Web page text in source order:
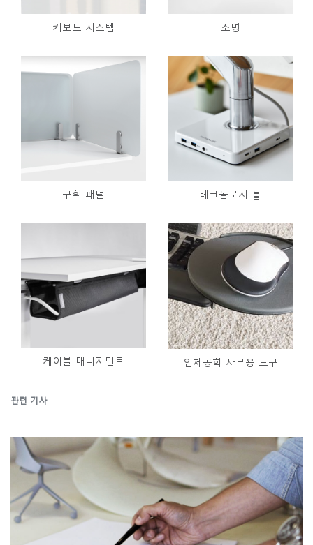
키보드 시스템 조명
구획 패널 테크놀로지 툴
케이블 매니지먼트 인체공학 사무용 도구
관련 기사